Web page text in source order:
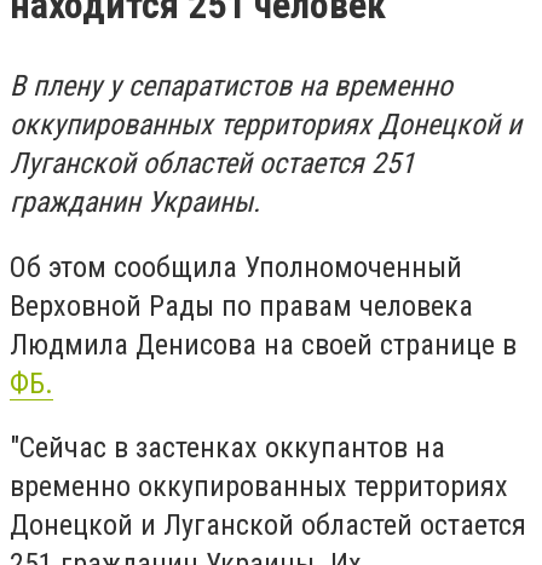
В плену у сепаратистов на временно
оккупированных территориях Донецкой и
Луганской областей остается 251
гражданин Украины.
Об этом сообщила Уполномоченный
Верховной Рады по правам человека
Людмила Денисова на своей странице в
ФБ.
"Сейчас в застенках оккупантов на
временно оккупированных территориях
Донецкой и Луганской областей остается